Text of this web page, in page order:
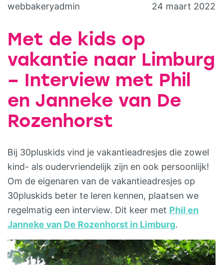
webbakeryadmin 24 maart 2022
Met de kids op
vakantie naar Limburg
– Interview met Phil
en Janneke van De
Rozenhorst
Bij 30pluskids vind je vakantieadresjes die zowel
kind- als oudervriendelijk zijn en ook persoonlijk!
Om de eigenaren van de vakantieadresjes op
30pluskids beter te leren kennen, plaatsen we
regelmatig een interview. Dit keer met Phil en
Janneke van De Rozenhorst in Limburg.